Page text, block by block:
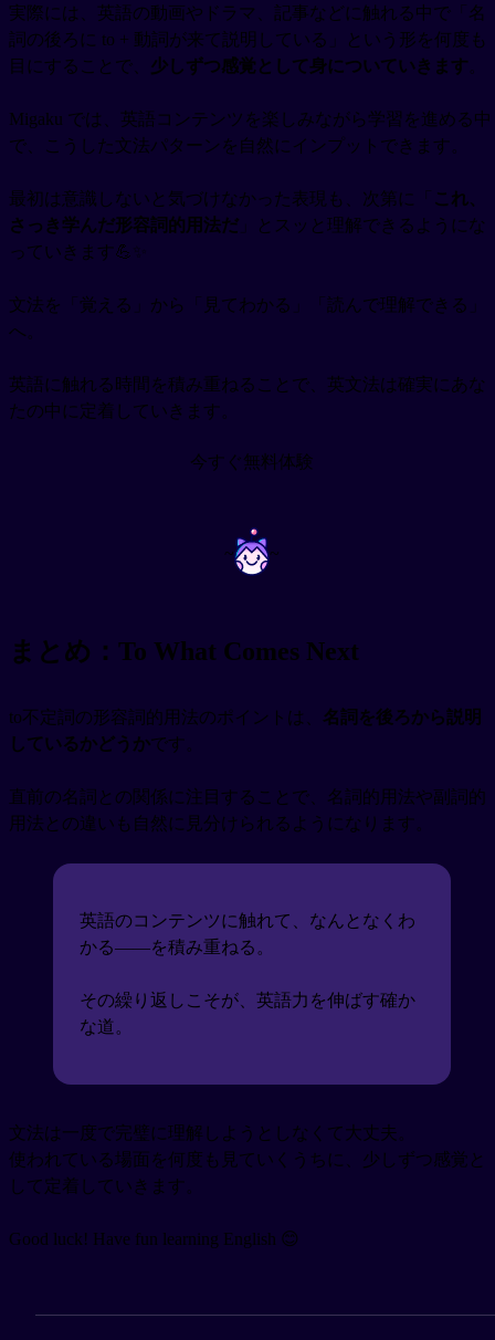
実際には、英語の動画やドラマ、記事などに触れる中で「名
詞の後ろに to + 動詞が来て説明している」という形を何度も
目にすることで、 少しずつ感覚として身についていきます。
Migaku では、英語コンテンツを楽しみながら学習を進める中
で、こうした文法パターンを自然にインプットできます。
最初は意識しないと気づけなかった表現も、次第に「
これ、
さっき学んだ形容詞的用法だ 」とスッと理解できるようにな
っていきます💪✨
文法を「覚える」から「見てわかる」「読んで理解できる」
へ。
英語に触れる時間を積み重ねることで、英文法は確実にあな
たの中に定着していきます。
今すぐ無料体験
~ ~
まとめ：To What Comes Next
to不定詞の形容詞的用法のポイントは、 名詞を後ろから説明
しているかどうかです。
直前の名詞との関係に注目することで、名詞的用法や副詞的
用法との違いも自然に見分けられるようになります。
英語のコンテンツに触れて、なんとなくわ
かる——を積み重ねる。
その繰り返しこそが、英語力を伸ばす確か
な道。
文法は一度で完璧に理解しようとしなくて大丈夫。
使われている場面を何度も見ていくうちに、少しずつ感覚と
して定着していきます。
Good luck! Have fun learning English 😊